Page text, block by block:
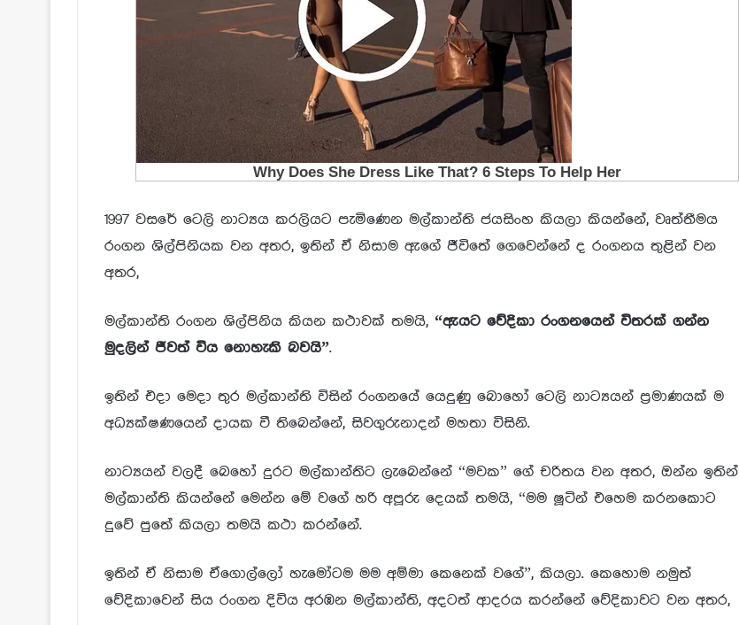
1997 වසරේ ටෙලි නාට්‍යය කරලියට පැමිණෙන මල්කාන්ති ජයසිංහ කියලා කියන්නේ, වෘත්තීමය
රංගන ශිල්පිනියක වන අතර, ඉතින් ඒ නිසාම ඇගේ ජීවිතේ ගෙවෙන්නේ ද රංගනය තුළින් වන
අතර,
මල්කාන්ති රංගන ශිල්පිනිය කියන කථාවක් තමයි, “ඇයට වේදිකා රංගනයෙන් විතරක් ගන්න
මුදලින් ජීවත් විය නොහැකි බවයි”.
ඉතින් එදා මෙදා තුර මල්කාන්ති විසින් රංගනයේ යෙදුණු බොහෝ ටෙලි නාට්‍යයන් ප්‍රමාණයක් ම
අධ්‍යක්ෂණයෙන් දායක වී තිබෙන්නේ, සිවගුරුනාදන් මහතා විසිනි.
නාට්‍යයන් වලදී බෙහෝ දුරට මල්කාන්තිට ලැබෙන්නේ “මවක” ගේ චරිතය වන අතර, ඔන්න ඉතින්
මල්කාන්ති කියන්නේ මෙන්න මේ වගේ හරි අපූරු දෙයක් තමයි, “මම ෂූටින් එහෙම කරනකොට
දුවේ පුතේ කියලා තමයි කථා කරන්නේ.
ඉතින් ඒ නිසාම ඒගොල්ලෝ හැමෝටම මම අම්මා කෙනෙක් වගේ”, කියලා. කෙහොම නමුත්
වේදිකාවෙන් සිය රංගන දිවිය අරඹන මල්කාන්ති, අදටත් ආදරය කරන්නේ වේදිකාවට වන අතර,